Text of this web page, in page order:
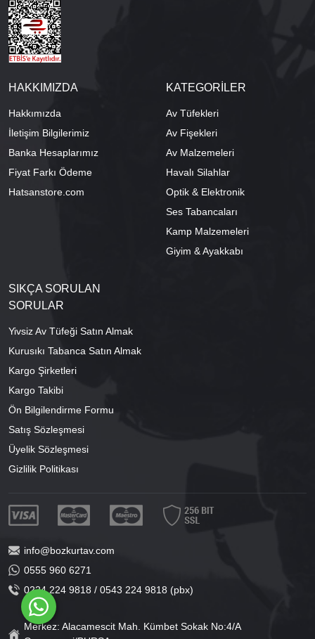
HAKKIMIZDA
Hakkımızda
İletişim Bilgilerimiz
Banka Hesaplarımız
Fiyat Farkı Ödeme
Hatsanstore.com
KATEGORİLER
Av Tüfekleri
Av Fişekleri
Av Malzemeleri
Havalı Silahlar
Optik & Elektronik
Ses Tabancaları
Kamp Malzemeleri
Giyim & Ayakkabı
SIKÇA SORULAN
SORULAR
Yivsiz Av Tüfeği Satın Almak
Kurusıkı Tabanca Satın Almak
Kargo Şirketleri
Kargo Takibi
Ön Bilgilendirme Formu
Satış Sözleşmesi
Üyelik Sözleşmesi
Gizlilik Politikası
info@bozkurtav.com
0555 960 6271
0224 224 9818 / 0543 224 9818 (pbx)
Merkez: Alacamescit Mah. Kümbet Sokak No:4/A